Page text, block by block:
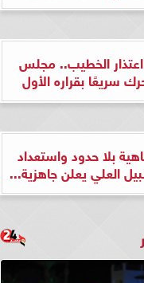
الخطيب.. مجلس
سريعًا بقراره الأول
بلا حدود واستعداد
العلي يعلن جاهزية...